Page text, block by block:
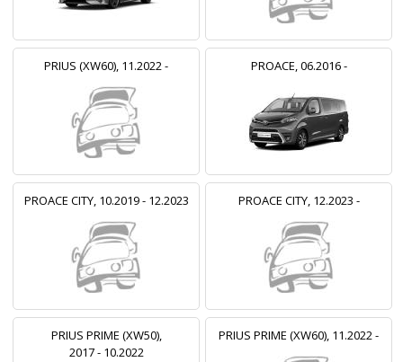
PRIUS (XW60), 11.2022 - PROACE, 06.2016 -
PROACE CITY, 10.2019 - 12.2023 PROACE CITY, 12.2023 -
PRIUS PRIME (XW50),
2017 - 10.2022
PRIUS PRIME (XW60), 11.2022 -